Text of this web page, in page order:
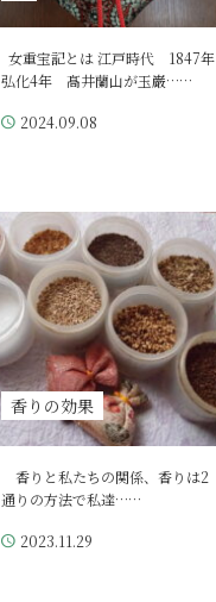
女重宝記とは 江戸時代 1847年
弘化4年 髙井蘭山が玉巌……
2024.09.08
香りの効果
香りと私たちの関係、香りは2
通りの方法で私達……
2023.11.29